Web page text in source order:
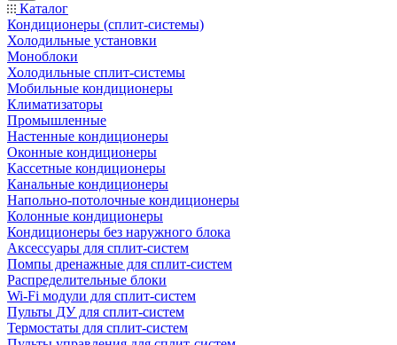
Каталог
Кондиционеры (сплит-системы)
Холодильные установки
Моноблоки
Холодильные сплит-системы
Мобильные кондиционеры
Климатизаторы
Промышленные
Настенные кондиционеры
Оконные кондиционеры
Кассетные кондиционеры
Канальные кондиционеры
Напольно-потолочные кондиционеры
Колонные кондиционеры
Кондиционеры без наружного блока
Аксессуары для сплит-систем
Помпы дренажные для сплит-систем
Распределительные блоки
Wi-Fi модули для сплит-систем
Пульты ДУ для сплит-систем
Термостаты для сплит-систем